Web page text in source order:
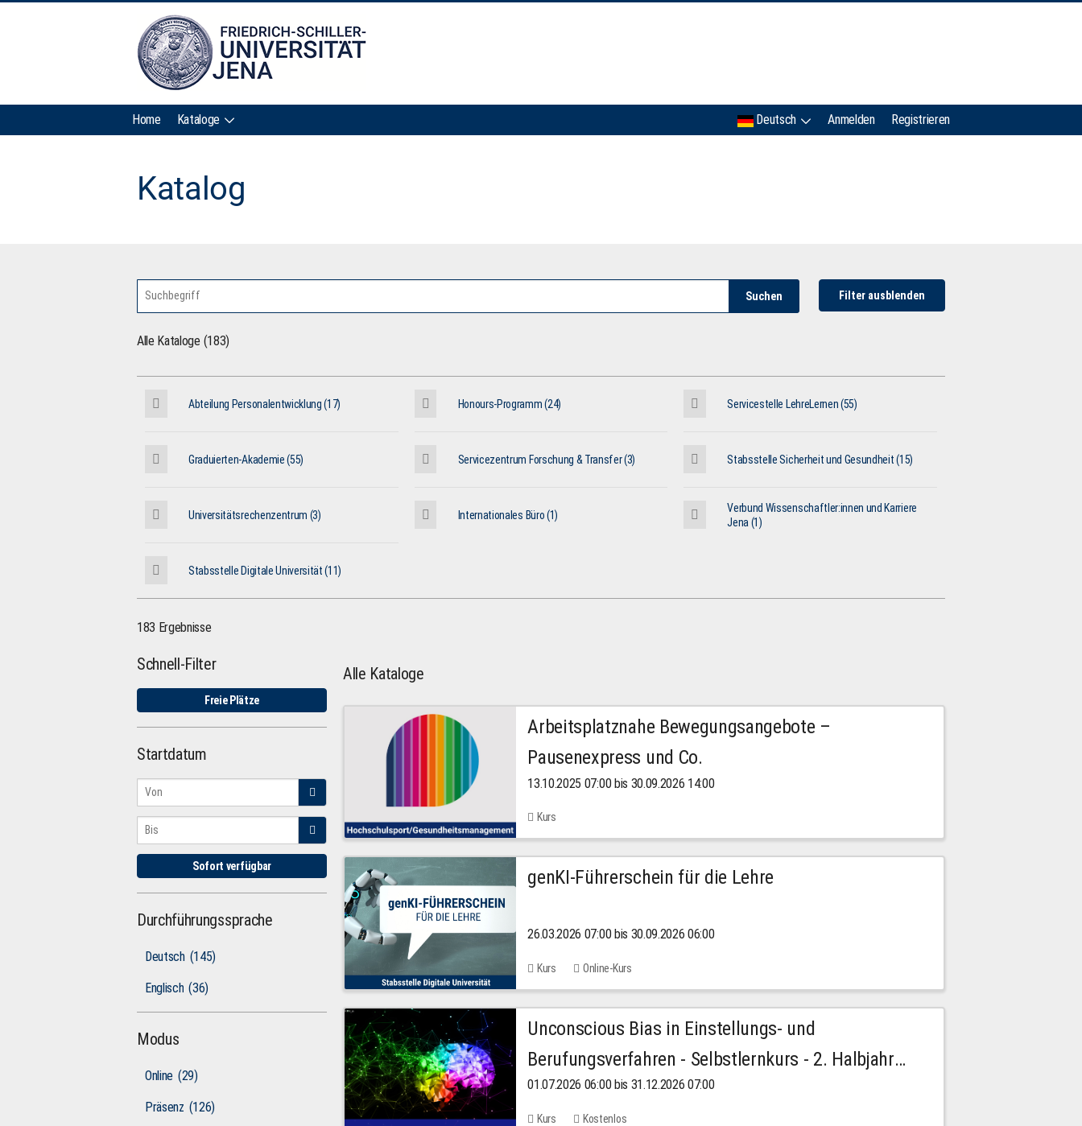
Home Kataloge Deutsch Anmelden Registrieren
Katalog
Suchen Filter ausblenden
Alle Kataloge (183)
Abteilung Personalentwicklung (17) Honours-Programm (24) Servicestelle LehreLernen (55)
Graduierten-Akademie (55) Servicezentrum Forschung & Transfer (3) Stabsstelle Sicherheit und Gesundheit (15)
Universitätsrechenzentrum (3) Internationales Büro (1)
Verbund Wissenschaftler:innen und Karriere
Jena (1)
Stabsstelle Digitale Universität (11)
183 Ergebnisse
Schnell-Filter
Freie Plätze
Startdatum
Sofort verfügbar
Durchführungssprache
Deutsch (145)
Englisch (36)
Modus
Online (29)
Präsenz (126)
Alle Kataloge
Arbeitsplatznahe Bewegungsangebote –
Pausenexpress und Co.
13.10.2025 07:00 bis 30.09.2026 14:00
Kurs
genKI-Führerschein für die Lehre
26.03.2026 07:00 bis 30.09.2026 06:00
Kurs Online-Kurs
Unconscious Bias in Einstellungs- und
Berufungsverfahren - Selbstlernkurs - 2. Halbjahr
2026
01.07.2026 06:00 bis 31.12.2026 07:00
Kurs Kostenlos